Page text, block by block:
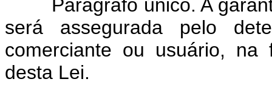
Parágrafo único. A
será assegurada pelo
comerciante ou usuário, na
desta Lei.